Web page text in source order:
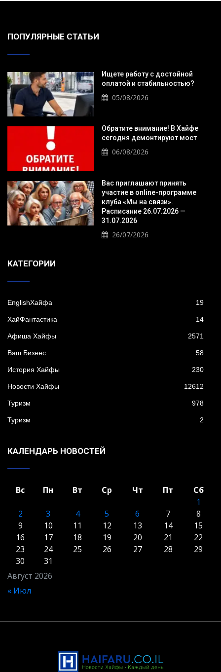
ПОПУЛЯРНЫЕ СТАТЬИ
Ищете работу с достойной
оплатой и стабильностью?
05/08/2026
Обратите внимание! В Хайфе
сегодня демонтируют мост
06/08/2026
Вас приглашают принять
участие в online-программе
клуба «Мы на связи».
Расписание 26.07.2026 —
31.07.2026
26/07/2026
KАТЕГОРИИ
EnglishХайфа 19
XайФантастика 14
Афиша Хайфы 2571
Ваш Бизнес 58
История Хайфы 230
Новости Хайфы 12612
Туризм 978
Туризм 2
КАЛЕНДАРЬ НОВОСТЕЙ
Август 2026
Вс Пн Вт Ср Чт Пт
Сб
1
2
3 4 5 6 7
8
9
10 11 12 13 14
15
16
17 18 19 20 21
22
23
24 25 26 27 28
29
30
31
« Июл